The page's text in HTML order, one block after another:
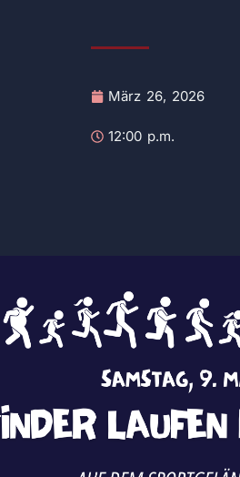
März 26, 2026
12:00 p.m.